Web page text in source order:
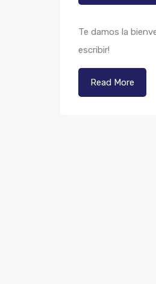
Te damos la
escribir!
Read More